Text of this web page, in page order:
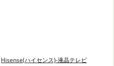
Hisense(ハイセンス)-液晶テレビ